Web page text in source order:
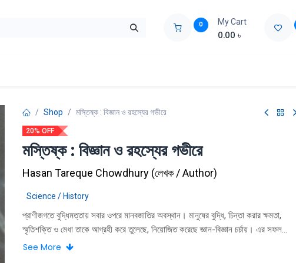
0 My Cart
0.00 ৳
Shop মস্তিষ্ক : বিজ্ঞান ও রহস্যের গভীরে
20% OFF
মস্তিষ্ক : বিজ্ঞান ও রহস্যের গভীরে
Hasan Tareque Chowdhury(লেখক / Author)
Science / History
প্রাণীজগতে বুদ্ধিমত্তায় সবার ওপরে মানবজাতির অবস্থান। মানুষের বুদ্ধি, চিন্তা করার ক্ষমতা,
স্মৃতিশক্তি ও মেধা তাকে আগ্রহী করে তুলেছে, নিয়োজিত করেছে জ্ঞান-বিজ্ঞান চর্চায়। এর সফল
প্রয়োগে হাজার বছরে মানবজাতি হয়ে উঠেছে চেনা দুনিয়ার নিয়ন্ত্রক। বুদ্ধিমত্তার শিখরে পৌঁছানো এই
See More